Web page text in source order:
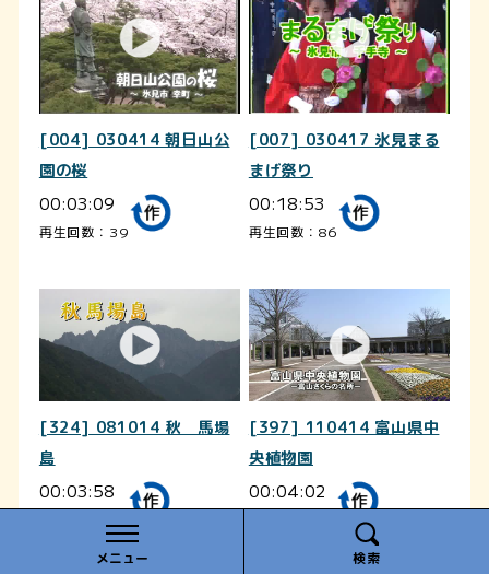
メニュー 検索
[004] 030414 朝日山公
園の桜
00:03:09
再生回数：39
[007] 030417 氷見まる
まげ祭り
00:18:53
再生回数：86
[324] 081014 秋 馬場
島
00:03:58
[397] 110414 富山県中
央植物園
00:04:02